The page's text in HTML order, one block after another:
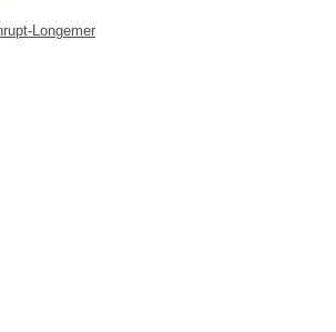
Longemer